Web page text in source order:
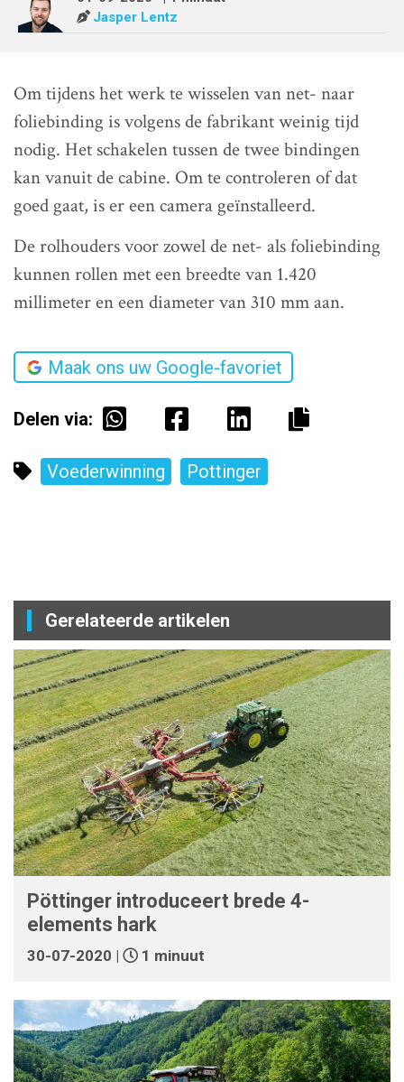
Jasper Lentz
Om tijdens het werk te wisselen van net- naar
foliebinding is volgens de fabrikant weinig tijd
nodig. Het schakelen tussen de twee bindingen
kan vanuit de cabine. Om te controleren of dat
goed gaat, is er een camera geïnstalleerd.
De rolhouders voor zowel de net- als foliebinding
kunnen rollen met een breedte van 1.420
millimeter en een diameter van 310 mm aan.
Maak ons uw Google-favoriet
Delen via:
Voederwinning Pottinger
Gerelateerde artikelen
Pöttinger introduceert brede 4-
elements hark
30-07-2020 | 1 minuut